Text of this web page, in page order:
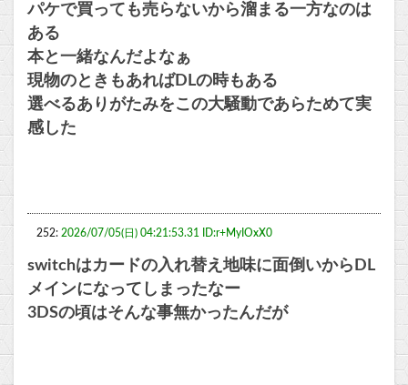
パケで買っても売らないから溜まる一方なのは
ある
本と一緒なんだよなぁ
現物のときもあればDLの時もある
選べるありがたみをこの大騒動であらためて実
感した
252: 2026/07/05(日) 04:21:53.31 ID:r+MyIOxX0
switchはカードの入れ替え地味に面倒いからDL
メインになってしまったなー
3DSの頃はそんな事無かったんだが